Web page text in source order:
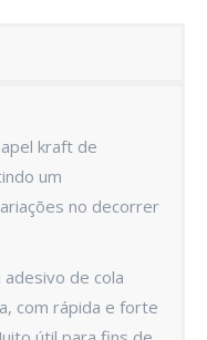
kraft de
um
no decorrer
de cola
com rápida e forte